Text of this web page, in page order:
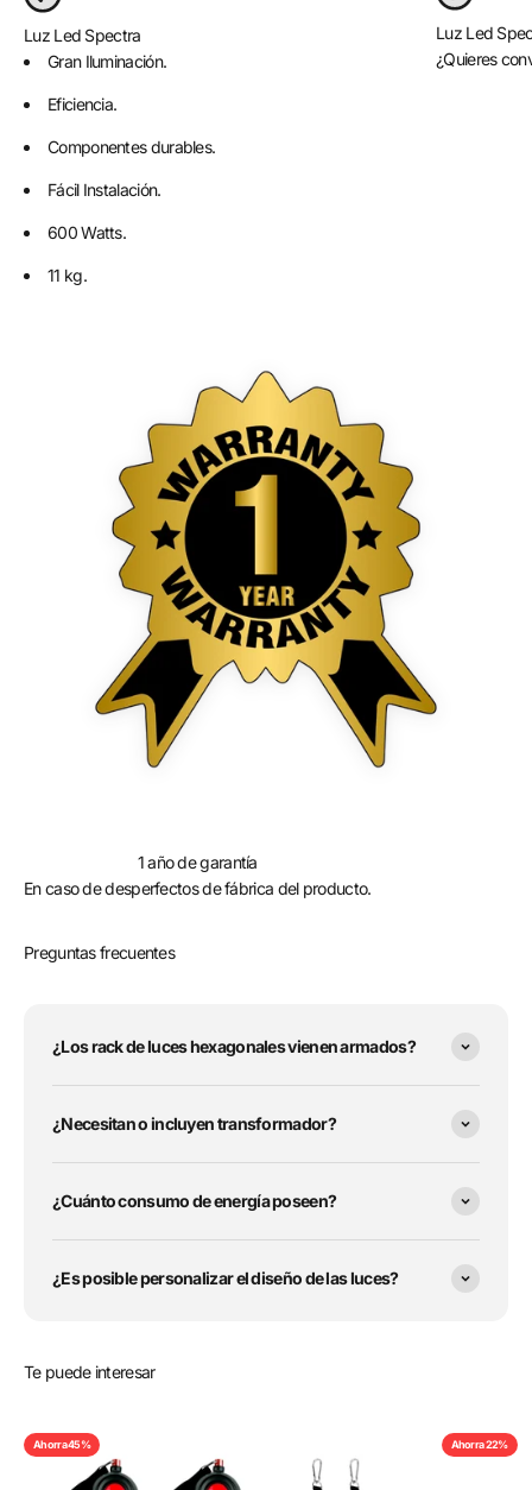
Luz Led Spectra
Gran Iluminación.
Eficiencia.
Componentes durables.
Fácil Instalación.
600 Watts.
11 kg.
Luz Led
¿Quieres
1 año de garantía
En caso de desperfectos de fábrica del producto.
Preguntas frecuentes
¿Los rack de luces hexagonales vienen armados?
¿Necesitan o incluyen transformador?
¿Cuánto consumo de energía poseen?
¿Es posible personalizar el diseño de las luces?
Te puede interesar
Ahorra 45% Ahorra 22%